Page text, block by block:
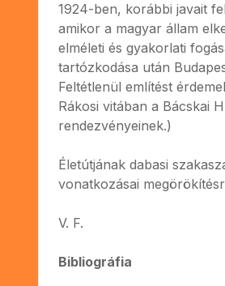
1924-ben, korábbi javait
amikor a magyar állam
elméleti és gyakorlati
tartózkodása után
Feltétlenül említést
Rákosi vitában a Bácskai
rendezvényeinek.)
Életútjának dabasi
vonatkozásai
V. F.
Bibliográfia